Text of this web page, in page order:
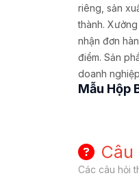
riêng, sản
thành.
nhận đơn
điểm. Sản
doanh
Mẫu Hộp
Câu
Các câu hỏi